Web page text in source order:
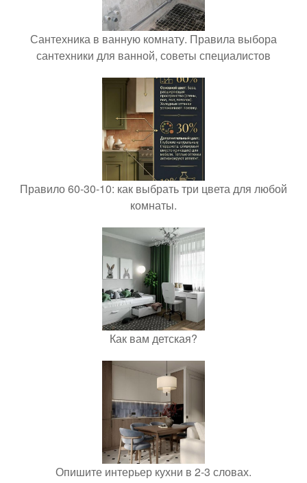
Сантехника в ванную комнату. Правила выбора
сантехники для ванной, советы специалистов
Правило 60-30-10: как выбрать три цвета для любой
комнаты.
Как вам детская?
Опишите интерьер кухни в 2-3 словах.